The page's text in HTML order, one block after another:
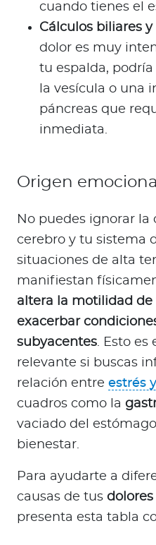
cuando tienes el
Cálculos biliares
dolor es muy
tu espalda,
la vesícula o una
páncreas que
inmediata.
Origen
No puedes ignorar la
cerebro y tu sistema
situaciones de alta
manifiestan
altera la motilidad
exacerbar
subyacentes. Esto es
relevante si buscas
relación entre estrés
cuadros como la
vaciado del
bienestar.
Para ayudarte a
causas de tus
presenta esta tabla